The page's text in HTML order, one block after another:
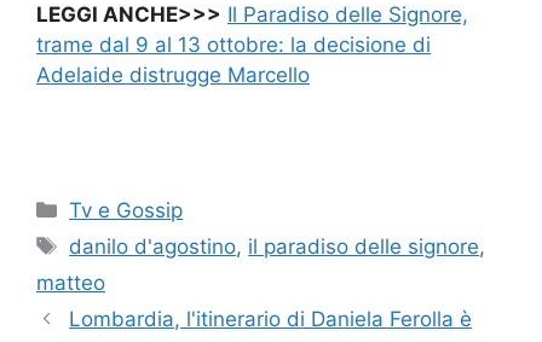
LEGGI ANCHE>>> Il Paradiso delle Signore,
trame dal 9 al 13 ottobre: la decisione di
Adelaide distrugge Marcello
Categorie
Tv e Gossip
Tag
danilo d'agostino, il paradiso delle signore,
matteo
Lombardia, l'itinerario di Daniela Ferolla è